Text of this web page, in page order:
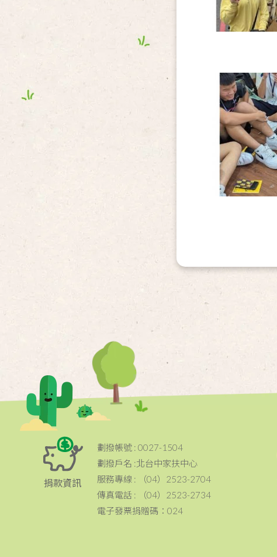
捐款資訊
劃撥帳號 : 0027-1504
劃撥戶名 :北台中家扶中心
服務專線 : （04）2523-2704
傳真電話 : （04）2523-2734
電子發票捐贈碼：024